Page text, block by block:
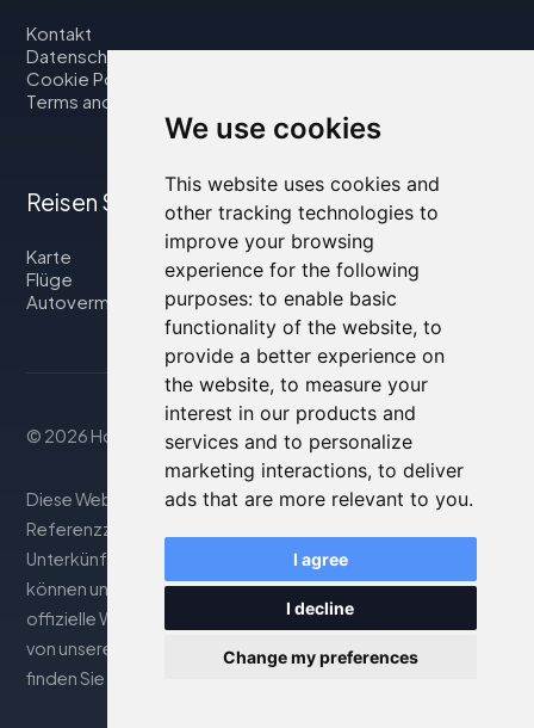
We use cookies
This website uses cookies and
other tracking technologies to
improve your browsing
experience for the following
purposes: to enable basic
functionality of the website, to
provide a better experience on
the website, to measure your
interest in our products and
services and to personalize
marketing interactions, to deliver
ads that are more relevant to you.
I agree
I decline
Change my preferences
Kontakt
Datenschutzbestimmungen
Cookie Policy
Terms and Conditions
Reisen Sie mit uns
Karte
Flüge
Autovermietung
© 2026 Housity.net
Diese Website bietet Informationen nur zu
Referenzzwecken und ist in keiner Weise mit den genannten
Unterkünften verbunden. Die angezeigten Informationen
können ungenau oder nicht aktuell sein; besuchen Sie die
offizielle Website für genaue Details. Buchungen werden
von unserem Partner abgewickelt. Weitere Informationen
finden Sie im Abschnitt Rechtliche Hinweise